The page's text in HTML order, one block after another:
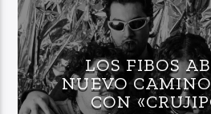
LOS FIBOS
NUEVO
CON